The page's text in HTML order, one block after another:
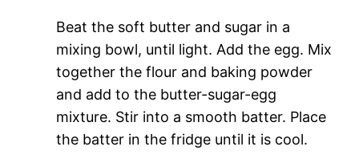
Beat the soft butter and sugar in a
mixing bowl, until light. Add the egg. Mix
together the flour and baking powder
and add to the butter-sugar-egg
mixture. Stir into a smooth batter. Place
the batter in the fridge until it is cool.